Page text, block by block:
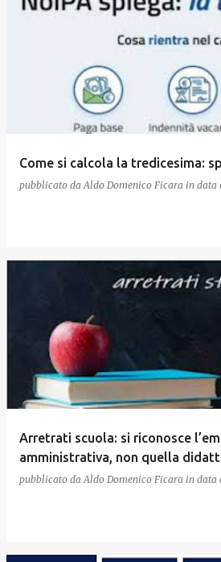
Come si calcola la tredicesima:
pubblicato da Aldo Domenico Ficara in data
Arretrati scuola: si riconosce
amministrativa, non quella
pubblicato da Aldo Domenico Ficara in data